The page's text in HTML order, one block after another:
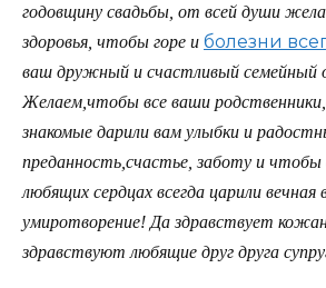
годовщину свадьбы, от всей души
здоровья, чтобы горе и болезни
ваш дружный и счастливый семейный
Желаем,чтобы все ваши
знакомые дарили вам улыбки и
преданность,счастье, заботу и чтобы
любящих сердцах всегда царили вечная
умиротворение! Да здравствует
здравствуют любящие друг друга